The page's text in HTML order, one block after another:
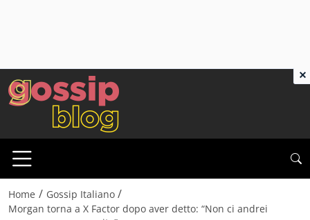
Home / Gossip Italiano /
Morgan torna a X Factor dopo aver detto: “Non ci andrei
×